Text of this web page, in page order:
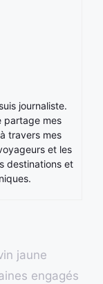
journaliste.
partage mes
travers mes
et les
destinations et
jaune
engagés